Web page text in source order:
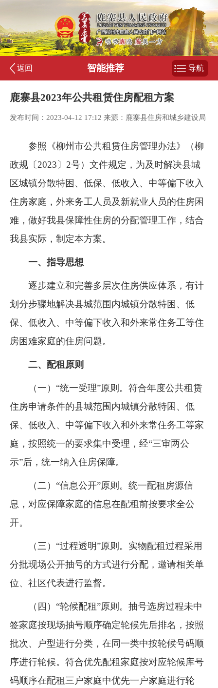
返回 智能推荐 导航
鹿寨县2023年公共租赁住房配租方案
发布时间：2023-04-12 17:12 来源：鹿寨县住房和城乡建设局
参照《柳州市公共租赁住房管理办法》（柳
政规 〔2023 〕 2号）文件规定，为及时解决县城
区城镇分散特困、低保、低收入、中等偏下收入
住房家庭，外来务工人员及新就业人员的住房困
难，做好我县保障性住房的分配管理工作，结合
我县实际，制定本方案。
一、指导思想
逐步建立和完善多层次住房供应体系，有计
划分步骤地解决县城范围内城镇分散特困、 低
保、低收入、中等偏下收入和外来常住务工等住
房困难家庭的住房问题。
二、配租原则
（一）“统一受理”原则。符合年度公共租赁
住房申请条件的县城范围内城镇分散特困、低
保、低收入、中等偏下收入和外来常住务工等家
庭，按照统一的要求集中受理，经“三审两公
示”后，统一纳入住房保障。
（二）“信息公开”原则。统一配租房源信
息，对应保障家庭的信息在配租前按要求全公
开。
（三）“过程透明”原则。实物配租过程采用
分批现场公开抽号的方式进行分配，邀请相关单
位、社区代表进行监督。
（四）“轮候配租”原则。抽号选房过程未中
签家庭按现场抽号顺序确定轮候先后排名，按照
批次、户型进行分类，在同一类中按轮候号码顺
序进行轮候。符合优先配租家庭按对应轮候库号
码顺序在配租三户家庭中优先一户家庭进行轮